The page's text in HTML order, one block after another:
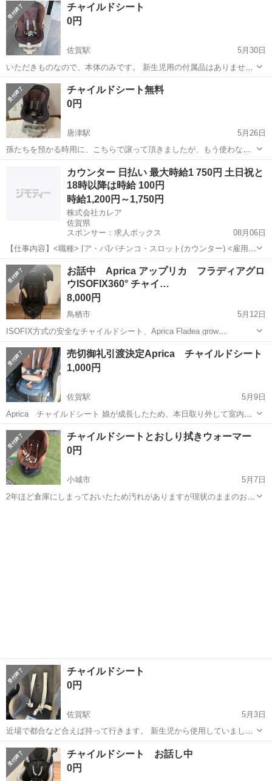
チャイルドシート
0円
佐賀駅
5月30日
いただきものなので、本体のみです。 新生児用の付属品はありませ
ん。 カバーは自宅で洗濯しております。 佐賀市若楠の自宅まで取りに
来ていただけるかた、よろしくお願い致します。
佐賀 佐賀市 佐賀駅 ベビー用品
チャイルドシート無料
0円
唐津駅
5月26日
孫たちを預かる時用に、こちらで譲って頂きましたが、もう使わない
ので出品します。 だいぶ古いタイプだと思いますが、重宝しました。
汚れや使用感はあります。 お取引き場所は唐津市内のスーパー駐車場
などでお願いします。スーパーモ...
唐津駅 ベビー用品 無料
カウンター 日払い 最大時給1 750円 土日祝と
18時以降は時給 100円
時給1,200円～1,750円
株式会社カレア
佐賀県
スポンサー：求人ボックス
08月06日
【仕事内容】<職種> [ア・パ]パチンコ・スロット(カウンター) <雇用形
態> アルバイト・パート <給与> [ア・パ]時給1,200円～1,750円 交通
費:一部支給 上限15,000円(1日辺りの上限は500円/日) 公共交通...
アルバイト・パート
お話中 Aprica アップリカ フラディアグロ
ウISOFIX360° チャイ…
8,000円
鳥栖市
5月12日
ISOFIX方式の安全なチャイルドシート、Aprica Fladea grow
ISOFIX360シリーズ。 フラウディアグロウ ブラックシェール - ブラ
ンド: Aprica - モデル: Fladea grow ISO...
佐賀 鳥栖市 ベビー用品 ISOFIX
売切御礼引渡決定Aprica チャイルドシート
1,000円
佐賀駅
5月9日
Aprica チャイルドシート 娘が成長したため、本日取り外して室内管
理しています。 使用感ありますが、本日まで問題なく使用していまし
た。まだまだ使用可能です。 あくまで中古です。神経質な方は購入を
お控えください。また、...
佐賀 佐賀市 佐賀駅 ベビー用品 Aprica
チャイルドシートとおしり拭きウォーマー
0円
小城市
5月7日
2年ほど倉庫にしまっておいたため汚れがありますが現状のままのお渡
チャイルドシート
0円
佐賀駅
5月3日
近場で都合など合えば持って行きます。 新生児から使用していまし
た。
佐賀 佐賀市 佐賀駅 ベビー用品 近場
チャイルドシート お話し中
0円